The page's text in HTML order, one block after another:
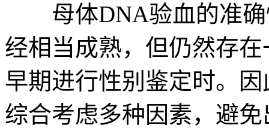
母体DNA验血的准确
经相当成熟，但仍然存
早期进行性别鉴定时。
综合考虑多种因素，避